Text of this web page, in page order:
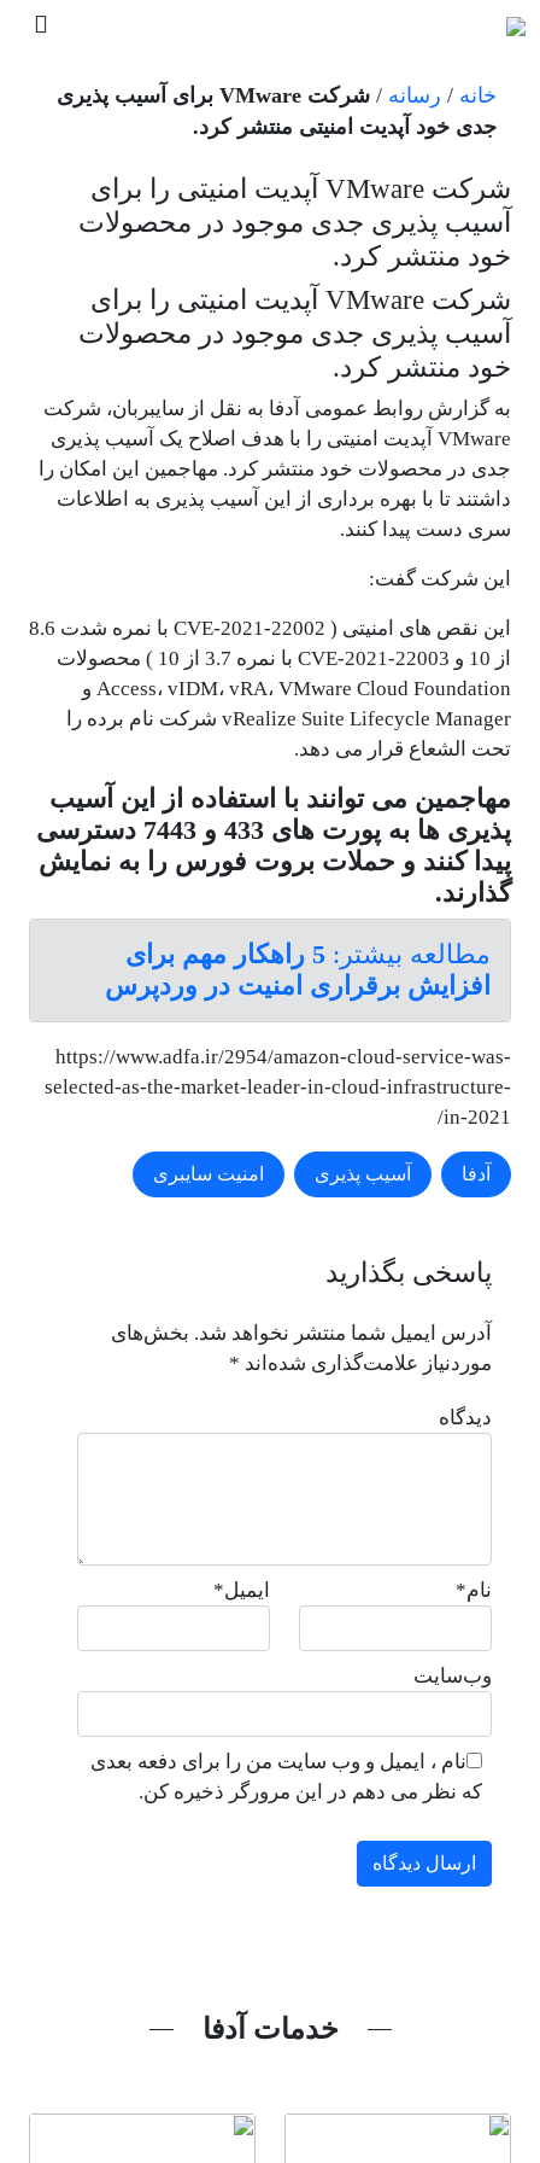
خانه / رسانه /
شرکت VMware برای آسیب پذیری
جدی خود آپدیت امنیتی منتشر کرد.
شرکت VMware آپدیت امنیتی را برای
آسیب پذیری جدی موجود در محصولات
خود منتشر کرد.
شرکت VMware آپدیت امنیتی را برای
آسیب پذیری جدی موجود در محصولات
خود منتشر کرد.
به گزارش روابط عمومی آدفا به نقل از سایبربان، شرکت
VMware آپدیت امنیتی را با هدف اصلاح یک آسیب پذیری
جدی در محصولات خود منتشر کرد. مهاجمین این امکان را
داشتند تا با بهره برداری از این آسیب پذیری به اطلاعات
سری دست پیدا کنند.
این شرکت گفت:
این نقص های امنیتی ( CVE-2021-22002 با نمره شدت 8.6
از 10 و CVE-2021-22003 با نمره 3.7 از 10 ) محصولات
Access، vIDM، vRA، VMware Cloud Foundation و
vRealize Suite Lifecycle Manager شرکت نام برده را
تحت الشعاع قرار می دهد.
مهاجمین می توانند با استفاده از این آسیب
پذیری ها به پورت های 433 و 7443 دسترسی
پیدا کنند و حملات بروت فورس را به نمایش
گذارند.
مطالعه بیشتر:
5 راهکار مهم برای
افزایش برقراری امنیت در وردپرس
https://www.adfa.ir/2954/amazon-cloud-service-was-
selected-as-the-market-leader-in-cloud-infrastructure-
in-2021/
آدفا آسیب پذیری امنیت سایبری
پاسخی بگذارید
آدرس ایمیل شما منتشر نخواهد شد. بخش‌های
موردنیاز علامت‌گذاری شده‌اند *
دیدگاه
نام* ایمیل*
وب‌سایت
نام ، ایمیل و وب سایت من را برای دفعه بعدی
که نظر می دهم در این مرورگر ذخیره کن.
خدمات آدفا